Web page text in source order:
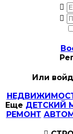


Или
Еще ДЕТСКИЙ
РЕМОНТ